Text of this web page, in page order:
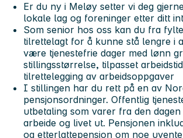
Er du ny i Meløy setter vi deg
lokale lag og foreninger etter ditt
Som senior hos oss kan du fra
tilrettelagt for å kunne stå lengre i
være tjenestefrie dager med lønn
stillingsstørrelse, tilpasset
tilrettelegging av arbeidsoppgaver
I stillingen har du rett på en av
pensjonsordninger. Offentlig
utbetaling som varer fra den
arbeide og livet ut. Pensjonen
og etterlattepensjon om noe